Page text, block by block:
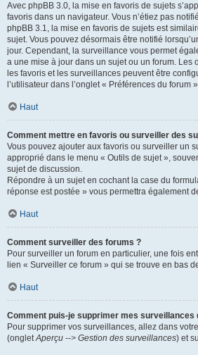
Avec phpBB 3.0, la mise en favoris de sujets
favoris dans un navigateur. Vous n’étiez pas
phpBB 3.1, la mise en favoris de sujets est
sujet. Vous pouvez désormais être notifié
jour. Cependant, la surveillance vous permet
a une mise à jour dans un sujet ou un forum. Les
les favoris et les surveillances peuvent être
l’utilisateur dans l’onglet « Préférences du forum
Haut
Comment mettre en favoris ou surveiller des
Vous pouvez ajouter aux favoris ou surveiller un
approprié dans le menu « Outils de sujet »,
sujet de discussion.
Répondre à un sujet en cochant la case du
réponse est postée » vous permettra également
Haut
Comment surveiller des forums ?
Pour surveiller un forum en particulier, une fois
lien « Surveiller ce forum » qui se trouve en bas
Haut
Comment puis-je supprimer mes surveillances
Pour supprimer vos surveillances, allez dans
(ongletAperçu --> Gestion des surveillances) et